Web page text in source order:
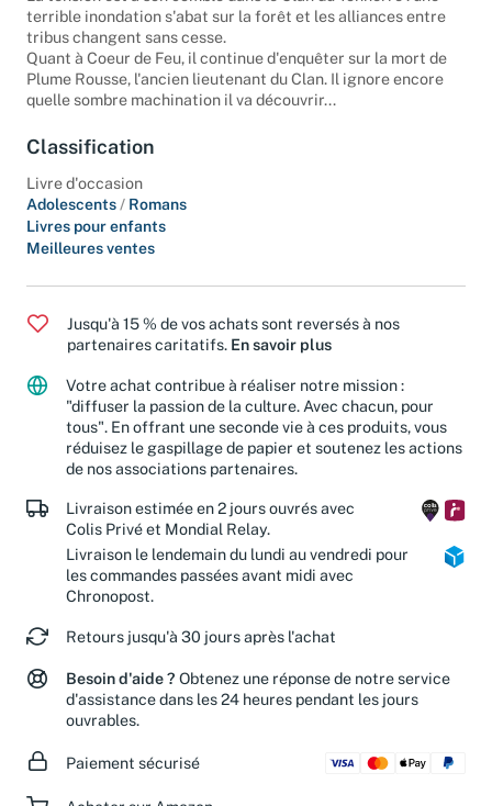
La tension est à son comble dans le Clan du Tonnerre : une
terrible inondation s'abat sur la forêt et les alliances entre
tribus changent sans cesse.
Quant à Coeur de Feu, il continue d'enquêter sur la mort de
Plume Rousse, l'ancien lieutenant du Clan. Il ignore encore
quelle sombre machination il va découvrir...
Classification
Livre d'occasion
Adolescents /Romans
Livres pour enfants
Jusqu'à 15 % de vos achats sont reversés à nos
partenaires caritatifs.
En savoir plus
Votre achat contribue à réaliser notre mission :
"diffuser la passion de la culture. Avec chacun, pour
tous". En offrant une seconde vie à ces produits, vous
réduisez le gaspillage de papier et soutenez les actions
de nos associations partenaires.
Livraison estimée en 2 jours ouvrés avec
Colis Privé et Mondial Relay.
Livraison le lendemain du lundi au vendredi pour
les commandes passées avant midi avec
Retours jusqu'à 30 jours après l'achat
Besoin d'aide ?Obtenez une réponse de notre service
d'assistance dans les 24 heures pendant les jours